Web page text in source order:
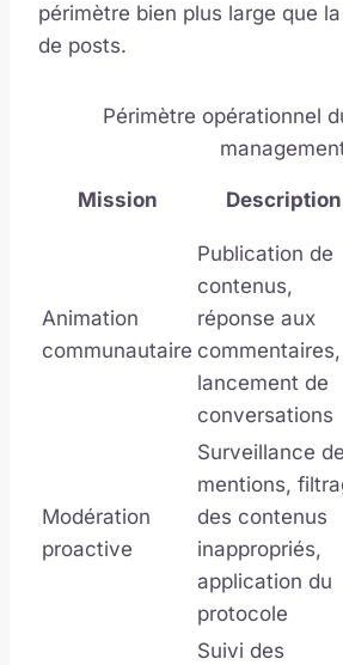
périmètre bien plus large que
de posts.
Périmètre opérationnel
Mission Description
Animation
communautaire
Publication de
contenus,
réponse aux
commentaires,
lancement de
conversations
Modération
proactive
Surveillance
mentions,
des contenus
inappropriés,
application du
protocole
Suivi des